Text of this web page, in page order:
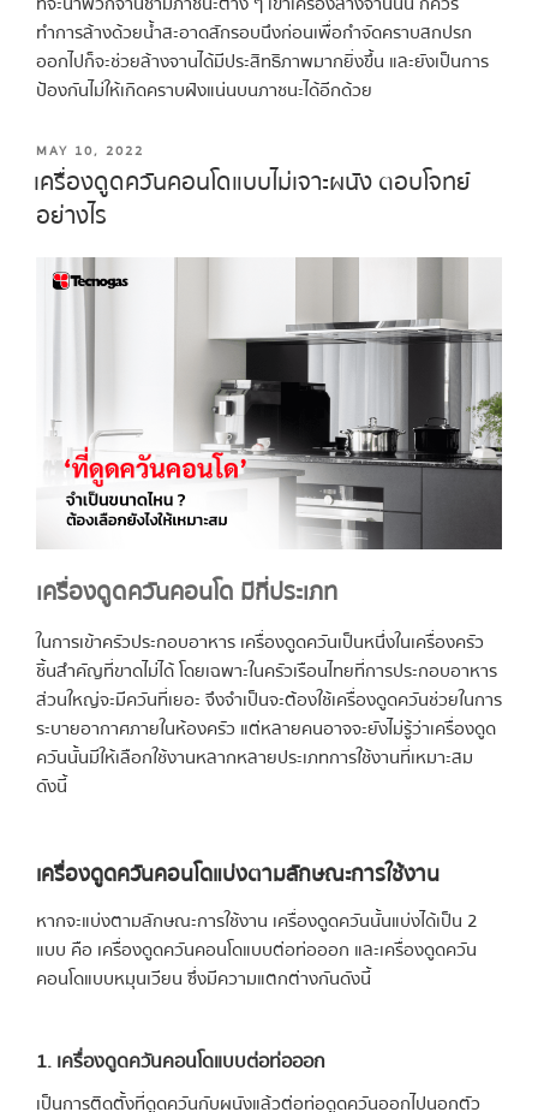
ทำการล้างด้วยน้ำสะอาดสักรอบนึงก่อนเพื่อกำจัดคราบสกปรก
ออกไปก็จะช่วยล้างจานได้มีประสิทธิภาพมากยิ่งขึ้น และยังเป็นการ
ป้องกันไม่ให้เกิดคราบฝังแน่นบนภาชนะได้อีกด้วย
MAY 10, 2022
เครื่องดูดควันคอนโดแบบไม่เจาะผนัง ตอบโจทย์
อย่างไร
เครื่องดูดควันคอนโด มีกี่ประเภท
ในการเข้าครัวประกอบอาหาร เครื่องดูดควันเป็นหนึ่งในเครื่องครัว
ชิ้นสำคัญที่ขาดไม่ได้ โดยเฉพาะในครัวเรือนไทยที่การประกอบอาหาร
ส่วนใหญ่จะมีควันที่เยอะ จึงจำเป็นจะต้องใช้เครื่องดูดควันช่วยในการ
ระบายอากาศภายในห้องครัว แต่หลายคนอาจจะยังไม่รู้ว่าเครื่องดูด
ควันนั้นมีให้เลือกใช้งานหลากหลายประเภทการใช้งานที่เหมาะสม
ดังนี้
เครื่องดูดควันคอนโดแบ่งตามลักษณะการใช้งาน
หากจะแบ่งตามลักษณะการใช้งาน เครื่องดูดควันนั้นแบ่งได้เป็น 2
แบบ คือ เครื่องดูดควันคอนโดแบบต่อท่อออก และเครื่องดูดควัน
คอนโดแบบหมุนเวียน ซึ่งมีความแตกต่างกันดังนี้
1. เครื่องดูดควันคอนโดแบบต่อท่อออก
เป็นการติดตั้งที่ดูดควันกับผนังแล้วต่อท่อดูดควันออกไปนอกตัว